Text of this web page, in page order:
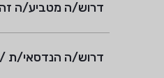
דרוש/ה מטביע/ה זהב
דרוש/ה הנדסאי/ת / מהנדס/ת